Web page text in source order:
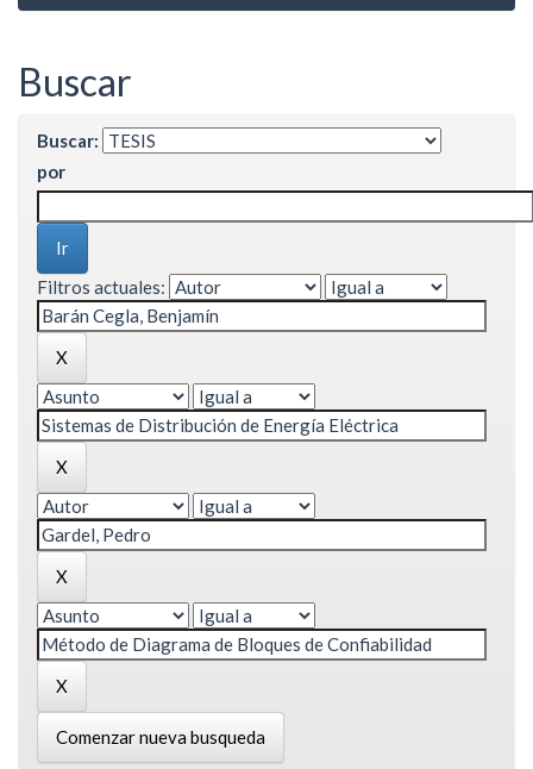
Buscar
Buscar:
por
Filtros actuales:
Comenzar nueva busqueda